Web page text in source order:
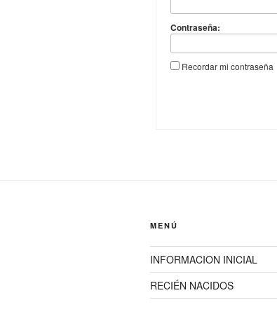
Contraseña:
Recordar mi contraseña
MENÚ
INFORMACION INICIAL
RECIÉN NACIDOS